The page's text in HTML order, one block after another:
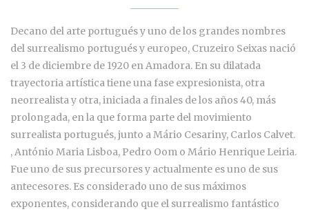
Decano del arte portugués y uno de los grandes nombres
del surrealismo portugués y europeo, Cruzeiro Seixas nació
el 3 de diciembre de 1920 en Amadora. En su dilatada
trayectoria artística tiene una fase expresionista, otra
neorrealista y otra, iniciada a finales de los años 40, más
prolongada, en la que forma parte del movimiento
surrealista portugués, junto a Mário Cesariny, Carlos Calvet.
, António Maria Lisboa, Pedro Oom o Mário Henrique Leiria.
Fue uno de sus precursores y actualmente es uno de sus
antecesores. Es considerado uno de sus máximos
exponentes, considerando que el surrealismo fantástico